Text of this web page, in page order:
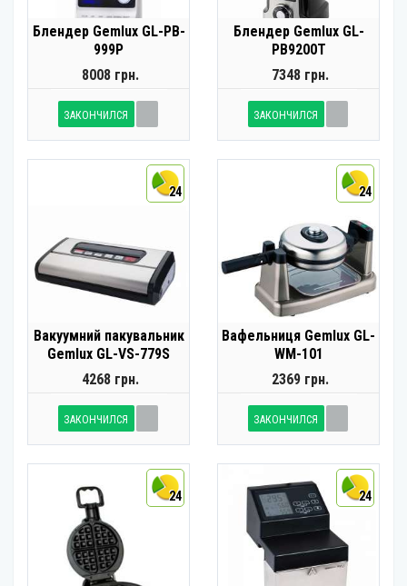
Блендер Gemlux GL-PB-
999P
8008 грн.
ЗАКОНЧИЛСЯ
Блендер Gemlux GL-
PB9200T
7348 грн.
ЗАКОНЧИЛСЯ
24
Вакуумний пакувальник
Gemlux GL-VS-779S
4268 грн.
ЗАКОНЧИЛСЯ
24
Вафельниця Gemlux GL-
WM-101
2369 грн.
ЗАКОНЧИЛСЯ
24 24